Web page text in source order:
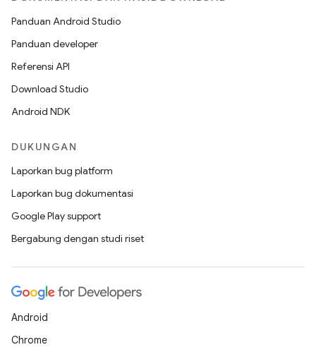
Panduan Android Studio
Panduan developer
Referensi API
Download Studio
Android NDK
DUKUNGAN
Laporkan bug platform
Laporkan bug dokumentasi
Google Play support
Bergabung dengan studi riset
Android
Chrome